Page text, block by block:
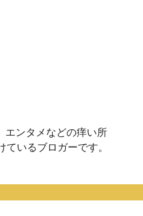
エンタメなどの痒い所
いるブロガーです。